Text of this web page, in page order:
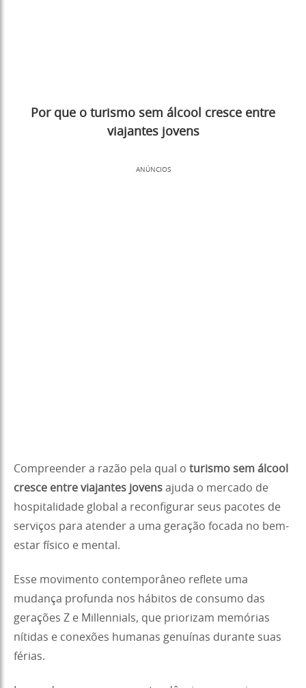
Por que o turismo sem álcool cresce entre
viajantes jovens
ANÚNCIOS
Compreender a razão pela qual o turismo sem álcool
cresce entre viajantes jovens ajuda o mercado de
hospitalidade global a reconfigurar seus pacotes de
serviços para atender a uma geração focada no bem-
estar físico e mental.
Esse movimento contemporâneo reflete uma
mudança profunda nos hábitos de consumo das
gerações Z e Millennials, que priorizam memórias
nítidas e conexões humanas genuínas durante suas
férias.